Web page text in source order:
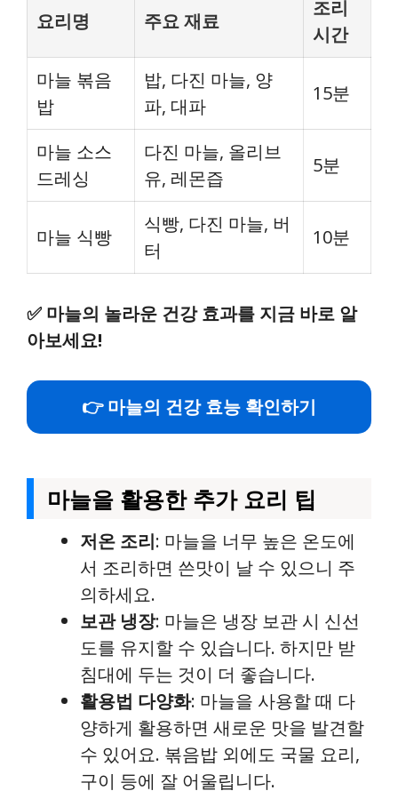
요리명 주요 재료
조리
시간
마늘 볶음
밥
밥, 다진 마늘, 양
파, 대파
15분
마늘 소스
드레싱
다진 마늘, 올리브
유, 레몬즙
5분
마늘 식빵
식빵, 다진 마늘, 버
터
10분
✅ 마늘의 놀라운 건강 효과를 지금 바로 알
아보세요!
👉 마늘의 건강 효능 확인하기
마늘을 활용한 추가 요리 팁
저온 조리: 마늘을 너무 높은 온도에
서 조리하면 쓴맛이 날 수 있으니 주
의하세요.
보관 냉장: 마늘은 냉장 보관 시 신선
도를 유지할 수 있습니다. 하지만 받
침대에 두는 것이 더 좋습니다.
활용법 다양화: 마늘을 사용할 때 다
양하게 활용하면 새로운 맛을 발견할
수 있어요. 볶음밥 외에도 국물 요리,
구이 등에 잘 어울립니다.